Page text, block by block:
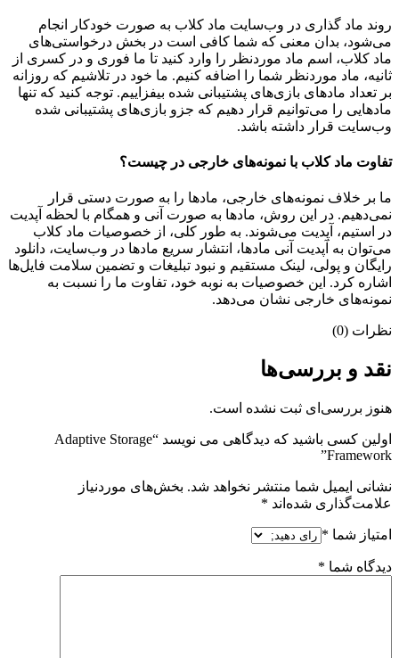
روند ماد گذاری در وب‌سایت ماد کلاب به صورت خودکار انجام
می‌شود، بدان معنی که شما کافی است در بخش درخواستی‌های
ماد کلاب، اسم ماد موردنظر را وارد کنید تا ما فوری و در کسری از
ثانیه، ماد موردنظر شما را اضافه کنیم. ما خود در تلاشیم که روزانه
بر تعداد مادهای بازی‌های پشتیبانی شده بیفزاییم. توجه کنید که تنها
مادهایی را می‌توانیم قرار دهیم که جزو بازی‌های پشتیبانی شده
وب‌سایت قرار داشته باشد.
تفاوت ماد کلاب با نمونه‌های خارجی در چیست؟
ما بر خلاف نمونه‌های خارجی، مادها را به صورت دستی قرار
نمی‌دهیم. در این روش، مادها به صورت آنی و همگام با لحظه آپدیت
در استیم، آپدیت می‌شوند. به طور کلی، از خصوصیات ماد کلاب
می‌‌توان به آپدیت آنی مادها، انتشار سریع مادها در وب‌سایت، دانلود
رایگان و پولی، لینک مستقیم و نبود تبلیغات و تضمین سلامت فایل‌ها
اشاره کرد. این خصوصیات به نوبه خود، تفاوت ما را نسبت به
نمونه‌های خارجی نشان می‌دهد.
نظرات (0)
نقد و بررسی‌ها
هنوز بررسی‌ای ثبت نشده است.
اولین کسی باشید که دیدگاهی می نویسد “Adaptive Storage
Framework”
نشانی ایمیل شما منتشر نخواهد شد. بخش‌های موردنیاز
علامت‌گذاری شده‌اند *
امتیاز شما *
دیدگاه شما *